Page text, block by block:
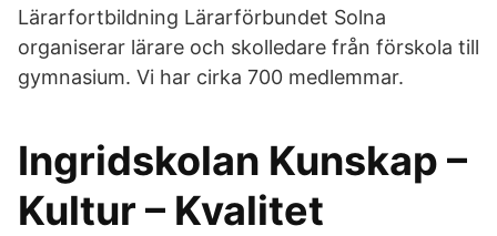
Lärarfortbildning Lärarförbundet Solna
organiserar lärare och skolledare från förskola till
gymnasium. Vi har cirka 700 medlemmar.
Ingridskolan Kunskap –
Kultur – Kvalitet